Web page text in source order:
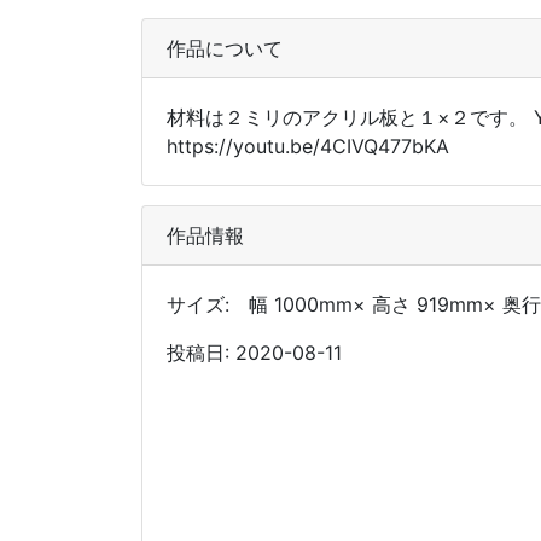
作品について
材料は２ミリのアクリル板と１×２です
https://youtu.be/4CIVQ477bKA
作品情報
サイズ: 幅 1000mm× 高さ 919mm× 奥
投稿日: 2020-08-11